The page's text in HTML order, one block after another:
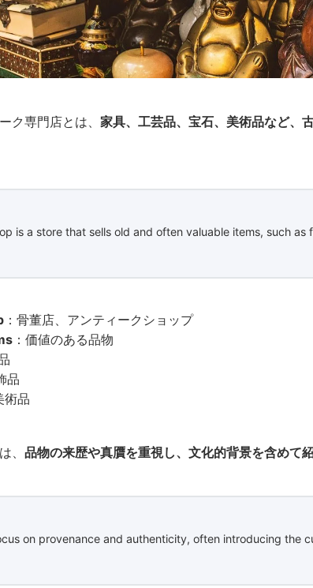
ク専門店とは、 家具、工芸品、宝石、美術品など、
is a store that sells old and often valuable items, such
：骨董店、アンティークショップ
：価値のある品物
品
術品
、 品物の来歴や真贋を重視し、文化的背景を含めて
on provenance and authenticity, often introducing the